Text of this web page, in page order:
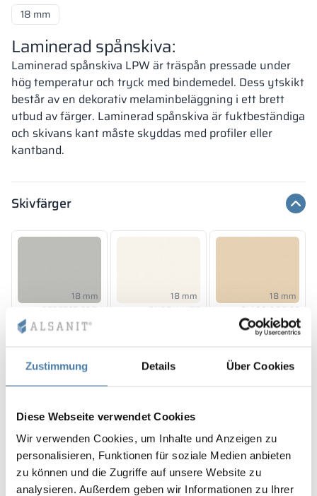
Zustimmung Details Über Cookies
Diese Webseite verwendet Cookies
Wir verwenden Cookies, um Inhalte und Anzeigen zu
personalisieren, Funktionen für soziale Medien anbieten
zu können und die Zugriffe auf unsere Website zu
analysieren. Außerdem geben wir Informationen zu Ihrer
18 mm
Laminerad spånskiva:
Laminerad spånskiva LPW är träspån pressade under
hög temperatur och tryck med bindemedel. Dess ytskikt
består av en dekorativ melaminbeläggning i ett brett
utbud av färger. Laminerad spånskiva är fuktbeständiga
och skivans kant måste skyddas med profiler eller
kantband.
Skivfärger
18 mm
PERFECT GREY
RAL 7035
18 mm
PURE WHITE
18 mm
CLASSIC BEIGE
RAL 1015
DARK GREY
RAL 7037
SILESIAN GREY
RAL 7043
RAL 9005